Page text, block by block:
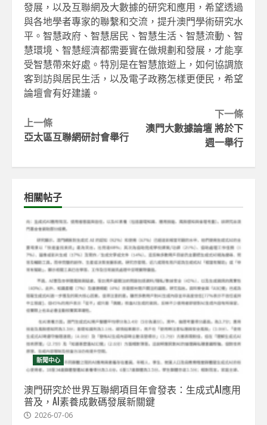
發展，以及互聯網及大數據的研究和應用，希望透過
與各地學者專家的聯繫和交流，提升澳門學術研究水
平。智慧政府、智慧居民、智慧生活、智慧流動、智
慧環境、智慧經濟都需要實在做規劃和發展，才能享
受智慧帶來好處。特別是在智慧旅遊上，如何協調旅
客到訪與居民生活，以及電子政務怎樣更便民，希望
論壇會有好建議。
Continue
Reading
下一條
澳門大數據論壇 將於下
週一舉行
上一條
亞太區互聯網研討會舉行
相關帖子
新聞中心
澳門研究於世界互聯網項目年會發表：生成式AI應用
普及，AI素養成數碼發展新關鍵
2026-07-06